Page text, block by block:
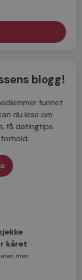
blogg!
funnet
du lese om
få datingtips
kåret
men